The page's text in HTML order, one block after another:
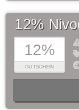
12%
GUTSCHEIN
12%